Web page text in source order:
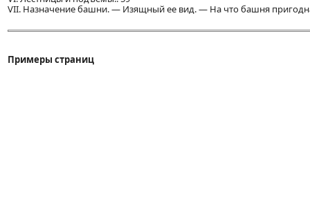
VII. Назначение башни. — Изящный ее вид. — На что башня
Примеры страниц